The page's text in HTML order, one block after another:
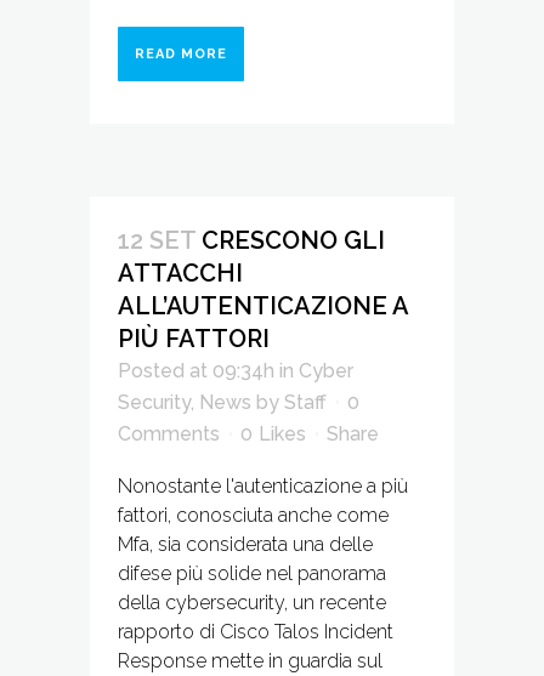
READ MORE
12 SET CRESCONO GLI
ATTACCHI
ALL’AUTENTICAZIONE A
PIÙ FATTORI
Posted at 09:34h in Cyber
Security, News by Staff
0
Comments
0 Likes Share
Nonostante l'autenticazione a più
fattori, conosciuta anche come
Mfa, sia considerata una delle
difese più solide nel panorama
della cybersecurity, un recente
rapporto di Cisco Talos Incident
Response mette in guardia sul